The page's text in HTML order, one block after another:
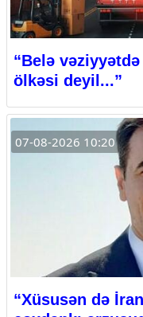
“Belə
ölkəsi deyil...”
07-08-2026 10:20
“Xüsusən də